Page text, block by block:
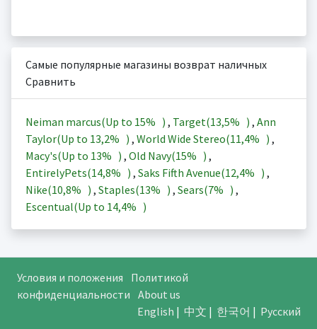
Самые популярные магазины возврат наличных
Сравнить
Neiman marcus(Up to 15% ) , Target(13,5% ) , Ann
Taylor(Up to 13,2% ) , World Wide Stereo(11,4% ) ,
Macy's(Up to 13% ) , Old Navy(15% ) ,
EntirelyPets(14,8% ) , Saks Fifth Avenue(12,4% ) ,
Nike(10,8% ) , Staples(13% ) , Sears(7% ) ,
Escentual(Up to 14,4% )
Условия и положения
Политикой
конфиденциальности About us
English | 中文 | 한국어 | Русский